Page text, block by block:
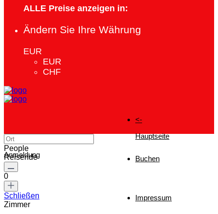
ALLE Preise anzeigen in:
Ändern Sie Ihre Währung
EUR
EUR
CHF
<-
Hauptseite
Buchen
Impressum
Anmeldung
People
Reisende
0
Schließen
Zimmer